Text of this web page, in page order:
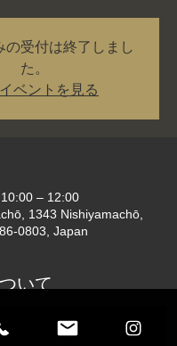
の受付は終了しまし
た。
ベントを見る
– 12:00
1343 Nishiyamachō,
0803, Japan
いて
ータ作成ソフト「DG」を
を作ります。